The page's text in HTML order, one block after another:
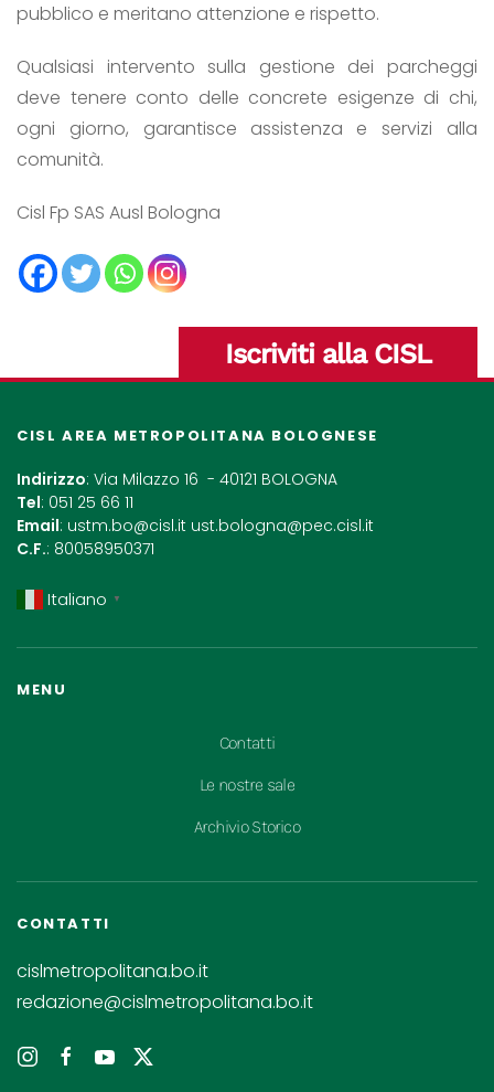
pubblico e meritano attenzione e rispetto.
Qualsiasi intervento sulla gestione dei parcheggi
deve tenere conto delle concrete esigenze di chi,
ogni giorno, garantisce assistenza e servizi alla
comunità.
Cisl Fp SAS Ausl Bologna
Iscriviti alla CISL
CISL AREA METROPOLITANA BOLOGNESE
Indirizzo: Via Milazzo 16 - 40121 BOLOGNA
Tel: 051 25 66 11
Email: ustm.bo@cisl.it ust.bologna@pec.cisl.it
C.F.: 80058950371
Italiano ▼
MENU
Contatti
Le nostre sale
Archivio Storico
CONTATTI
cislmetropolitana.bo.it
redazione@cislmetropolitana.bo.it